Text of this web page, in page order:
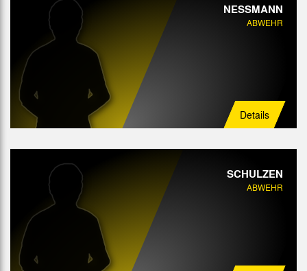
NESSMANN
ABWEHR
Details
SCHULZEN
ABWEHR